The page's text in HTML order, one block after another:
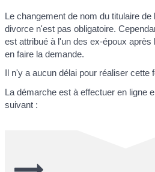
Le changement de nom du titulaire
divorce n'est pas obligatoire.
est attribué à l'un des ex-époux
en faire la demande.
Il n'y a aucun délai pour réaliser cette
La démarche est à effectuer en ligne
suivant :